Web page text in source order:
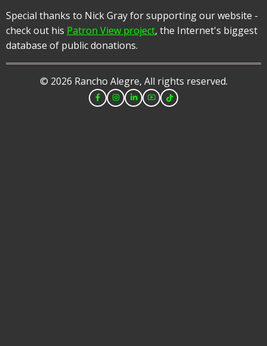
Special thanks to Nick Gray for supporting our website -
check out his Patron View project, the Internet's biggest
database of public donations.
© 2026 Rancho Alegre, All rights reserved.